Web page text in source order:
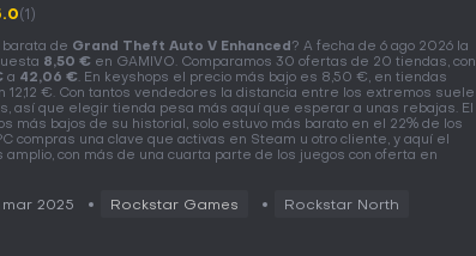
(1)
barata de Grand Theft Auto V Enhanced ? A fecha de 6 ago 2026 la
8,50 € en GAMIVO. Comparamos 30 ofertas de 20 tiendas, con
a 42,06 €. En keyshops el precio más bajo es 8,50 €, en tiendas
12,12 €. Con tantos vendedores la distancia entre los extremos suele
así que elegir tienda pesa más aquí que esperar a unas rebajas. El
más bajos de su historial, solo estuvo más barato en el 22% de los
compras una clave que activas en Steam u otro cliente, y aquí el
amplio, con más de una cuarta parte de los juegos con oferta en
2025 Rockstar Games Rockstar North